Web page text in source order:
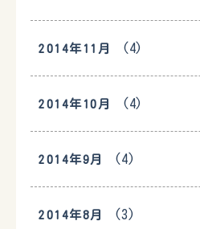
2014年11月 (4)
2014年10月 (4)
2014年9月 (4)
2014年8月 (3)